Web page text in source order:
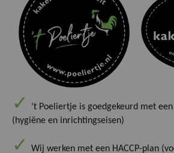
’t Poeliertje is goedgekeurd met
(hygiëne en inrichtingseisen)
Wij werken met een HACCP-plan